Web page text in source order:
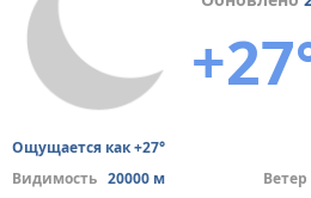
Ощущается как +27°
Видимость 20000 м Ветер